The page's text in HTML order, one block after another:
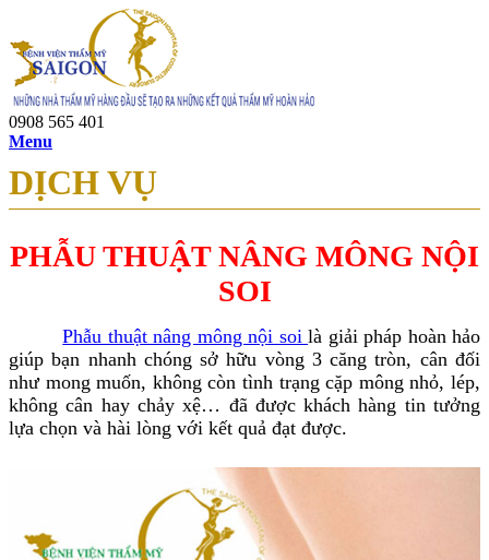
0908 565 401
Menu
DỊCH VỤ
PHẪU THUẬT NÂNG MÔNG NỘI
SOI
Phẫu thuật nâng mông nội soilà giải pháp hoàn hảo
giúp bạn nhanh chóng sở hữu vòng 3 căng tròn, cân đối
như mong muốn, không còn tình trạng cặp mông nhỏ, lép,
không cân hay chảy xệ… đã được khách hàng tin tưởng
lựa chọn và hài lòng với kết quả đạt được.